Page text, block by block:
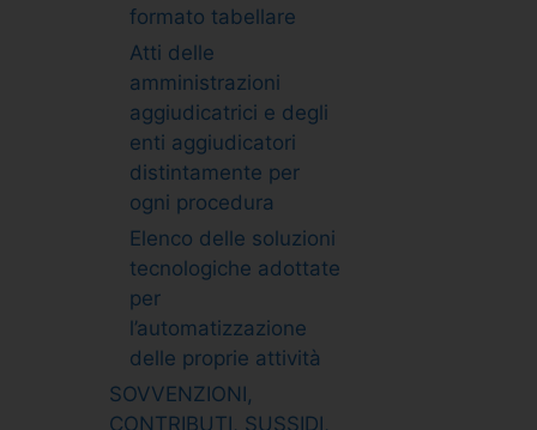
formato tabellare
Atti delle
amministrazioni
aggiudicatrici e degli
enti aggiudicatori
distintamente per
ogni procedura
Elenco delle soluzioni
tecnologiche adottate
per
l’automatizzazione
delle proprie attività
SOVVENZIONI,
CONTRIBUTI, SUSSIDI,